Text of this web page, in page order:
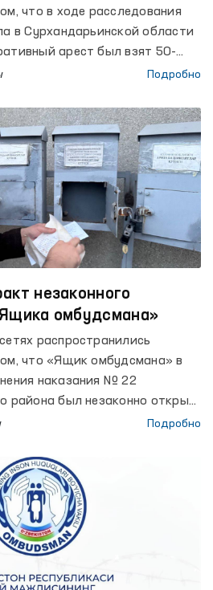
что в ходе расследования
в Сурхандарьинской области
арест был взят 50-
Тохир Хаитов, впоследствии
Подробно
незаконного
омбудсмана»
распространились
что «Ящик омбудсмана» в
наказания № 22
района был незаконно открыт
области и
Подробно